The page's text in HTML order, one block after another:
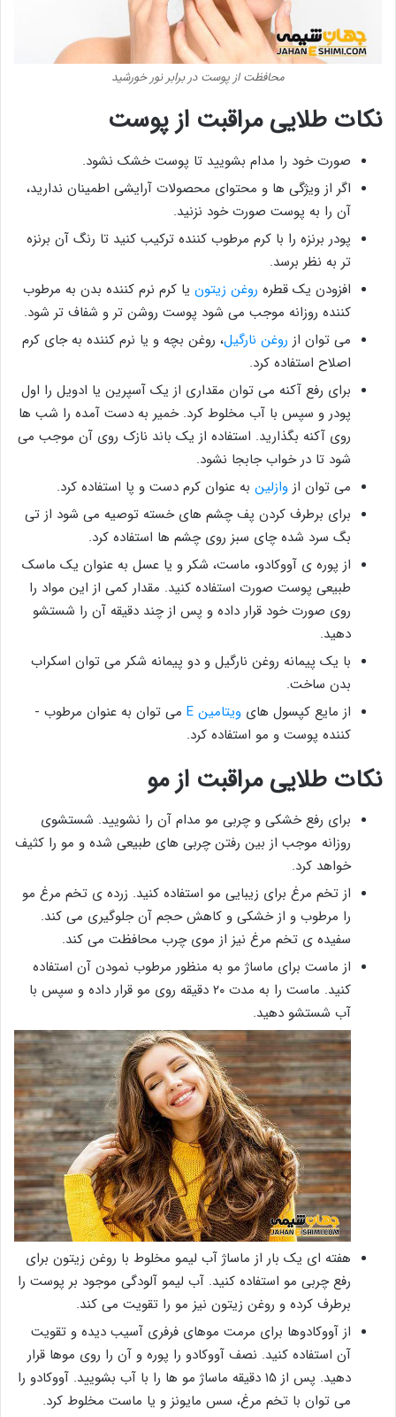
محافظت از پوست در برابر نور خورشید
نکات طلایی مراقبت از پوست
صورت خود را مدام بشویید تا پوست خشک نشود.
اگر از ویژگی ­ها و محتوای محصولات آرایشی اطمینان ندارید،
آن را به پوست صورت خود نزنید.
پودر برنزه را با کرم مرطوب کننده ترکیب کنید تا رنگ آن برنزه
تر به نظر برسد.
افزودن یک قطره روغن زیتون یا کرم نرم کننده بدن به مرطوب
کننده روزانه‌ موجب می شود پوست روشن تر و شفاف تر شود.
می­ توان از روغن نارگیل، روغن بچه و یا نرم­ کننده به جای کرم
اصلاح استفاده کرد.
برای رفع آکنه می­ توان مقداری از یک آسپرین یا ادویل را اول
پودر و سپس با آب مخلوط کرد. خمیر به دست آمده را شب ها
روی آکنه بگذارید. استفاده از یک باند نازک روی آن موجب می
شود تا در خواب جابجا نشود.
می ­توان از وازلین به عنوان کرم دست و پا استفاده کرد.
برای برطرف کردن پف چشم های خسته‌ توصیه می شود از تی
بگ سرد شده چای سبز روی چشم ها استفاده کرد.
از پوره ی آووکادو، ماست، شکر و یا عسل به عنوان یک ماسک
طبیعی پوست صورت استفاده کنید. مقدار کمی از این مواد را
روی صورت خود قرار داده و پس از چند دقیقه آن را شستشو
دهید.
با یک پیمانه روغن نارگیل و دو پیمانه شکر می توان اسکراب
بدن ساخت.
از مایع کپسول های ویتامین E می توان به عنوان مرطوب ­
کننده پوست و مو استفاده کرد.
نکات طلایی مراقبت از مو
برای رفع خشکی و چربی مو مدام آن را نشویید. شستشوی
روزانه موجب از بین رفتن چربی­ های طبیعی شده و مو را کثیف
خواهد کرد.
از تخم مرغ برای زیبایی مو استفاده کنید. زرده ی تخم مرغ مو
را مرطوب و از خشکی و کاهش حجم آن جلوگیری می کند.
سفیده ی تخم مرغ نیز از موی چرب محافظت می کند.
از ماست برای ماساژ مو به منظور مرطوب نمودن آن استفاده
کنید. ماست را به مدت ۲۰ دقیقه روی مو قرار داده و سپس با
آب شستشو دهید.
هفته ای یک بار از ماساژ آب لیمو مخلوط با روغن زیتون برای
رفع چربی مو استفاده کنید. آب لیمو آلودگی موجود بر پوست را
برطرف کرده و روغن زیتون نیز مو را تقویت می کند.
از آووکادوها برای مرمت موهای فرفری آسیب ­دیده و تقویت
آن استفاده کنید. نصف آووکادو را پوره و آن را روی موها قرار
دهید. پس از ۱۵ دقیقه ماساژ مو ها را با آب بشویید. آووکادو را
می توان با تخم مرغ، سس مایونز و یا ماست مخلوط کرد.